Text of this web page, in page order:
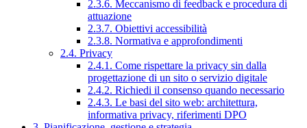
2.3.6. Meccanismo di feedback e procedura di
attuazione
2.3.7. Obiettivi accessibilità
2.3.8. Normativa e approfondimenti
2.4. Privacy
2.4.1. Come rispettare la privacy sin dalla
progettazione di un sito o servizio digitale
2.4.2. Richiedi il consenso quando necessario
2.4.3. Le basi del sito web: architettura,
informativa privacy, riferimenti DPO